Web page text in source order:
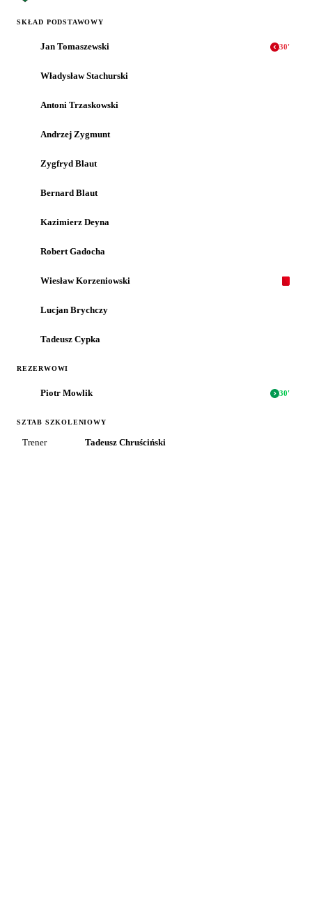
SKŁAD PODSTAWOWY
Jan Tomaszewski 30'
Władysław Stachurski
Antoni Trzaskowski
Andrzej Zygmunt
Zygfryd Blaut
Bernard Blaut
Kazimierz Deyna
Robert Gadocha
Wiesław Korzeniowski
Lucjan Brychczy
Tadeusz Cypka
REZERWOWI
Piotr Mowlik 30'
SZTAB SZKOLENIOWY
Trener Tadeusz Chruściński